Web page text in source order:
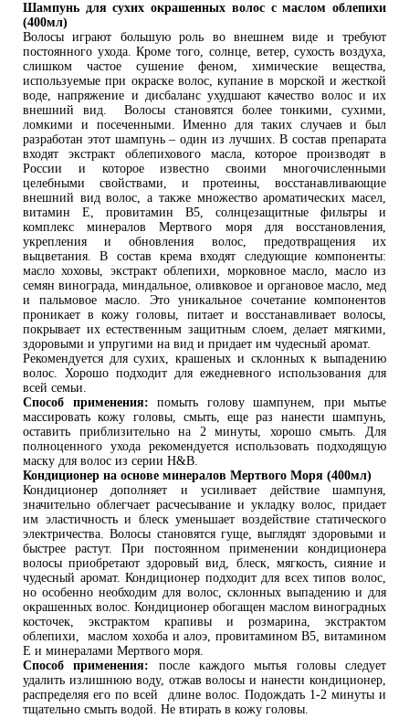
Шампунь для сухих окрашенных волос с маслом облепихи
(400мл)
Волосы играют большую роль во внешнем виде и требуют
постоянного ухода. Кроме того, солнце, ветер, сухость воздуха,
слишком частое сушение феном, химические вещества,
используемые при окраске волос, купание в морской и жесткой
воде, напряжение и дисбаланс ухудшают качество волос и их
внешний вид. Волосы становятся более тонкими, сухими,
ломкими и посеченными. Именно для таких случаев и был
разработан этот шампунь – один из лучших. В состав препарата
входят экстракт облепихового масла, которое производят в
России и которое известно своими многочисленными
целебными свойствами, и протеины, восстанавливающие
внешний вид волос, а также множество ароматических масел,
витамин Е, провитамин В5, солнцезащитные фильтры и
комплекс минералов Мертвого моря для восстановления,
укрепления и обновления волос, предотвращения их
выцветания. В состав крема входят следующие компоненты:
масло хоховы, экстракт облепихи, морковное масло, масло из
семян винограда, миндальное, оливковое и органовое масло, мед
и пальмовое масло. Это уникальное сочетание компонентов
проникает в кожу головы, питает и восстанавливает волосы,
покрывает их естественным защитным слоем, делает мягкими,
здоровыми и упругими на вид и придает им чудесный аромат.
Рекомендуется для сухих, крашеных и склонных к выпадению
волос. Хорошо подходит для ежедневного использования для
всей семьи.
Способ применения: помыть голову шампунем, при мытье
массировать кожу головы, смыть, еще раз нанести шампунь,
оставить приблизительно на 2 минуты, хорошо смыть. Для
полноценного ухода рекомендуется использовать подходящую
маску для волос из серии Н&В.
Кондиционер на основе минералов Мертвого Моря (400мл)
Кондиционер дополняет и усиливает действие шампуня,
значительно облегчает расчесывание и укладку волос, придает
им эластичность и блеск уменьшает воздействие статического
электричества. Волосы становятся гуще, выглядят здоровыми и
быстрее растут. При постоянном применении кондиционера
волосы приобретают здоровый вид, блеск, мягкость, сияние и
чудесный аромат. Кондиционер подходит для всех типов волос,
но особенно необходим для волос, склонных выпадению и для
окрашенных волос. Кондиционер обогащен маслом виноградных
косточек, экстрактом крапивы и розмарина, экстрактом
облепихи, маслом хохоба и алоэ, провитамином В5, витамином
Е и минералами Мертвого моря.
Способ применения: после каждого мытья головы следует
удалить излишнюю воду, отжав волосы и нанести кондиционер,
распределяя его по всей длине волос. Подождать 1-2 минуты и
тщательно смыть водой. Не втирать в кожу головы.